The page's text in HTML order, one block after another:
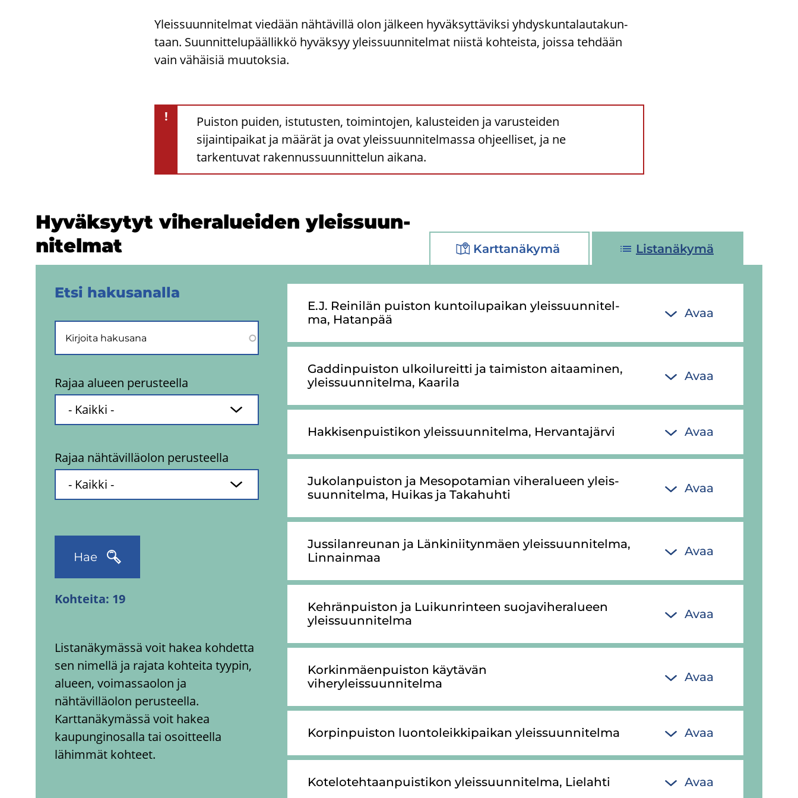
Yleis­suun­ni­tel­mat vie­dään näh­tä­vil­lä olon jäl­keen hy­väk­syt­tä­vik­si yh­dys­kun­ta­lau­ta­kun­
taan. Suun­nit­te­lu­pääl­lik­kö hy­väk­syy yleis­suun­ni­tel­mat niis­tä koh­teis­ta, jois­sa teh­dään
vain vä­häi­siä muu­tok­sia.
!
Puiston puiden, istutusten, toimintojen, kalusteiden ja varusteiden
sijaintipaikat ja määrät ja ovat yleissuunnitelmassa ohjeelliset, ja ne
tarkentuvat rakennussuunnittelun aikana.
Hy­väk­sy­tyt vi­he­ra­luei­den yleis­suun­
ni­tel­mat
Karttanäkymä Listanäkymä
Etsi ha­kusa­nal­la
Rajaa alueen perusteella
Rajaa nähtävilläolon perusteella
Hae
Kohteita: 19
Listanäkymässä voit hakea kohdetta
sen nimellä ja rajata kohteita tyypin,
alueen, voimassaolon ja
nähtävilläolon perusteella.
Karttanäkymässä voit hakea
kaupunginosalla tai osoitteella
lähimmät kohteet.
E.J. Rei­ni­län puis­ton kun­toi­lu­pai­kan yleis­suun­ni­tel­
ma, Ha­tan­pää
Avaa
Gad­din­puis­ton ul­koi­lu­reit­ti ja tai­mis­ton ai­taa­mi­nen,
yleis­suun­ni­tel­ma, Kaa­ri­la
Avaa
Hak­ki­sen­puis­ti­kon yleis­suun­ni­tel­ma, Her­van­ta­jär­vi Avaa
Ju­ko­lan­puis­ton ja Me­so­po­ta­mian vi­he­ra­lu­een yleis­
suun­ni­tel­ma, Hui­kas ja Ta­ka­huh­ti
Avaa
Jus­si­lan­reu­nan ja Län­ki­nii­tyn­mäen yleis­suun­ni­tel­ma,
Lin­nain­maa
Avaa
Keh­rän­puis­ton ja Lui­kun­rin­teen suo­ja­vi­he­ra­lu­een
yleis­suun­ni­tel­ma
Avaa
Kor­kin­mäen­puis­ton käy­tä­vän
viheryleissuunnitelma­
Avaa
Kor­pin­puis­ton luon­to­leik­ki­pai­kan yleis­suun­ni­tel­ma Avaa
Ko­te­lo­teh­taan­puis­ti­kon yleis­suun­ni­tel­ma, Lie­lah­ti Avaa